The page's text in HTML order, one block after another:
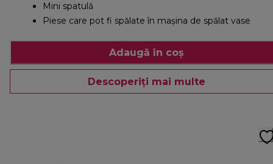
Mini spatulă
Piese care pot fi spălate în mașina de spălat vase
Adaugă în coș
Descoperiți mai multe